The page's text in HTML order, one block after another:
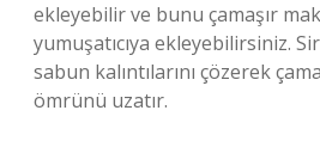
ekleyebilir ve bunu çamaşır
yumuşatıcıya ekleyebilirsiniz.
sabun kalıntılarını çözerek
ömrünü uzatır.